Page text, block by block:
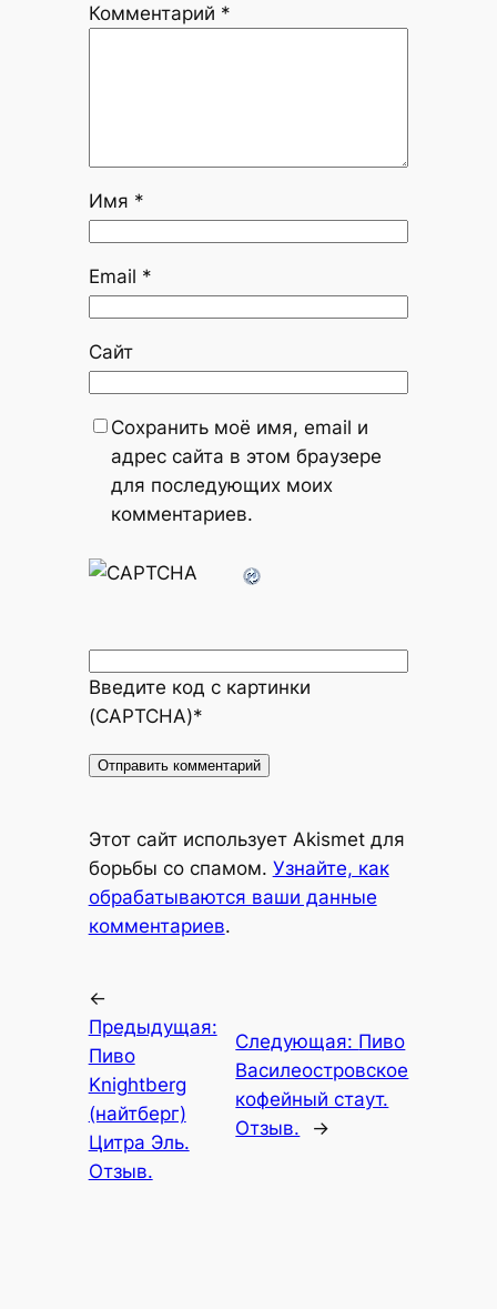
Комментарий *
Имя *
Email *
Сайт
Сохранить моё имя, email и
адрес сайта в этом браузере
для последующих моих
комментариев.
Введите код с картинки
(CAPTCHA)*
Этот сайт использует Akismet для
борьбы со спамом. Узнайте, как
обрабатываются ваши данные
комментариев.
←
Предыдущая:
Пиво
Knightberg
(найтберг)
Цитра Эль.
Отзыв.
Следующая: Пиво
Василеостровское
кофейный стаут.
Отзыв.
→